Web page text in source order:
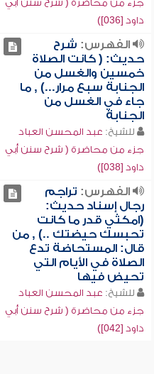
جزء من محاضرة ( شرح سنن أبي
داود [036])
الفهرس: شرح
حديث: ( كانت الصلاة
خمسين والغسل من
الجنابة سبع مرار...) , ما
جاء في الغسل من
الجنابة
للشيخ: عبد المحسن العباد
جزء من محاضرة ( شرح سنن أبي
داود [038])
الفهرس: تراجم
رجال إسناد حديث:
(امكثي قدر ما كانت
تحبسك حيضتك ..) , من
قال: المستحاضة تدع
الصلاة في الأيام التي
تحيض فيها
للشيخ: عبد المحسن العباد
جزء من محاضرة ( شرح سنن أبي
داود [042])